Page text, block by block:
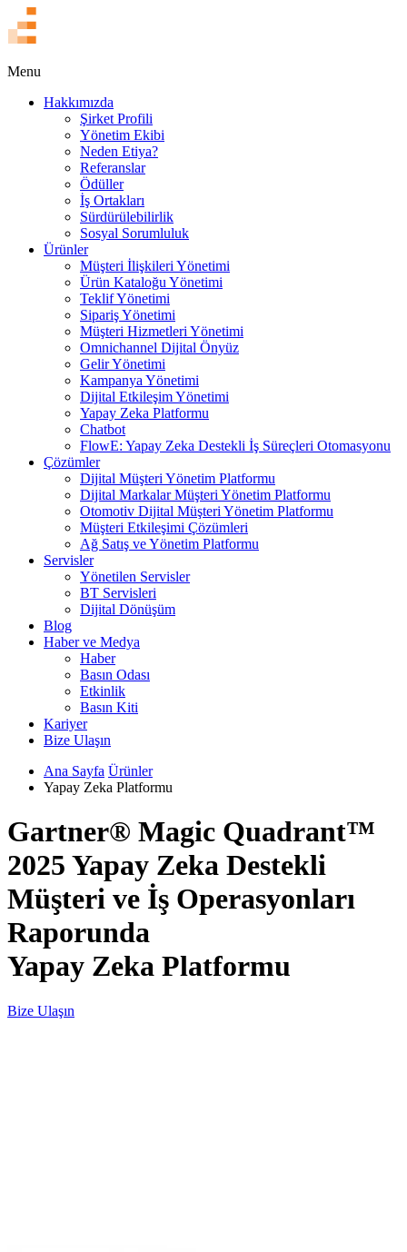
Menu
Hakkımızda
Şirket Profili
Yönetim Ekibi
Neden Etiya?
Referanslar
Ödüller
İş Ortakları
Sürdürülebilirlik
Sosyal Sorumluluk
Ürünler
Müşteri İlişkileri Yönetimi
Ürün Kataloğu Yönetimi
Teklif Yönetimi
Sipariş Yönetimi
Müşteri Hizmetleri Yönetimi
Omnichannel Dijital Önyüz
Gelir Yönetimi
Kampanya Yönetimi
Dijital Etkileşim Yönetimi
Yapay Zeka Platformu
Chatbot
FlowE: Yapay Zeka Destekli İş Süreçleri Otomasyonu
Çözümler
Dijital Müşteri Yönetim Platformu
Dijital Markalar Müşteri Yönetim Platformu
Otomotiv Dijital Müşteri Yönetim Platformu
Müşteri Etkileşimi Çözümleri
Ağ Satış ve Yönetim Platformu
Servisler
Yönetilen Servisler
BT Servisleri
Dijital Dönüşüm
Blog
Haber ve Medya
Haber
Basın Odası
Etkinlik
Basın Kiti
Kariyer
Bize Ulaşın
Ana Sayfa Ürünler
Yapay Zeka Platformu
Gartner® Magic Quadrant™
2025 Yapay Zeka Destekli
Müşteri ve İş Operasyonları
Raporunda
Yapay Zeka Platformu
Bize Ulaşın